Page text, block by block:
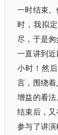
一时结束
时，我拟
尽，于是
一直讲到
小时！然
言，围绕
增益的看
结束后，
参与了讲